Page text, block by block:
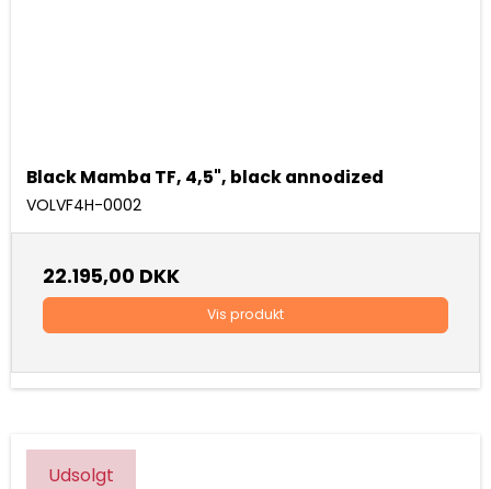
Black Mamba TF, 4,5", black annodized
VOLVF4H-0002
22.195,00 DKK
Vis produkt
Udsolgt